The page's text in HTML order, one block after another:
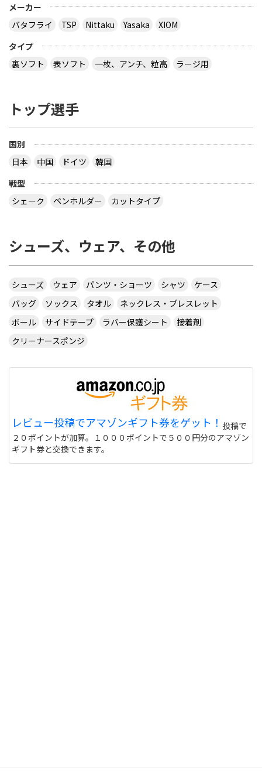
メーカー
バタフライ
TSP Nittaku Yasaka
XIOM
タイプ
裏ソフト
表ソフト 一枚、アンチ、粒高 ラージ用
トップ選手
国別
日本
中国 ドイツ
韓国
戦型
シェーク
ペンホルダー カットタイプ
シューズ、ウェア、その他
シューズ ウェア パンツ・ショーツ シャツ
ケース
バッグ
ソックス タオル
ネックレス・ブレスレット
ボール
サイドテープ ラバー保護シート
接着剤
クリーナースポンジ
レビュー投稿でアマゾンギフト券をゲット！ 投稿で
２０ポイントが加算。１０００ポイントで５００円分のアマゾン
ギフト券と交換できます。